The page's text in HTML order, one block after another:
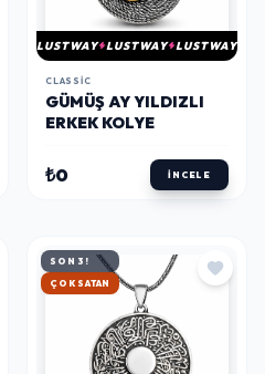
LUSTWAY LUSTWAY LUSTWAY
CLASSIC
GÜMÜŞ AY YILDIZLI
ERKEK KOLYE
₺0 İNCELE
SON 3!
HIZLI KARGO